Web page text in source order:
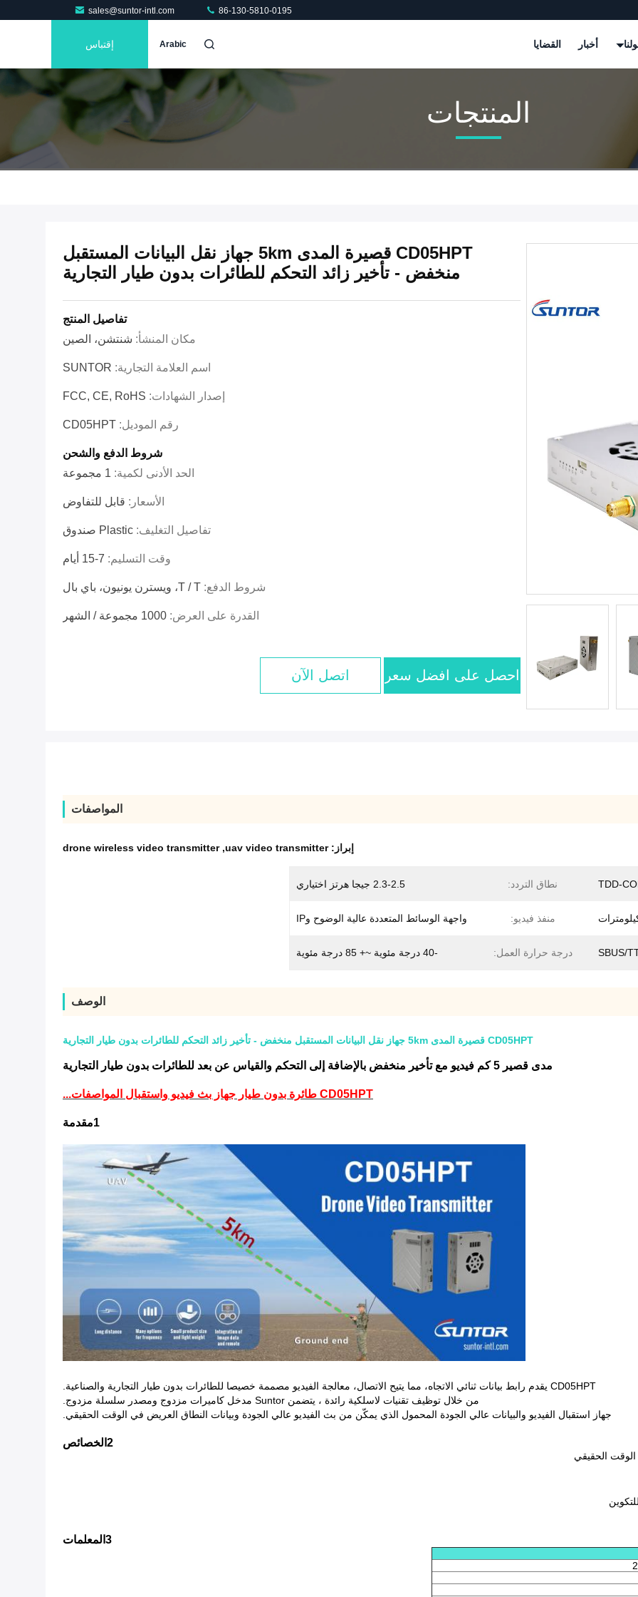
sales@suntor-intl.com 86-130-5810-0195
أخبار القضايا Arabic إقتباس
المنتجات
CD05HPT قصيرة المدى 5km جهاز نقل البيانات المستقبل
منخفض - تأخير زائد التحكم للطائرات بدون طيار التجارية
تفاصيل المنتج
مكان المنشأ: شنتشن، الصين
اسم العلامة التجارية: SUNTOR
إصدار الشهادات: FCC, CE, RoHS
رقم الموديل: CD05HPT
شروط الدفع والشحن
الحد الأدنى لكمية: 1 مجموعة
الأسعار: قابل للتفاوض
تفاصيل التغليف: Plastic صندوق
وقت التسليم: 7-15 أيام
شروط الدفع: T / T، ويسترن يونيون، باي بال
القدرة على العرض: 1000 مجموعة / الشهر
احصل على افضل سعر اتصل الآن
المواصفات
إبراز:uav video transmitter
,
drone wireless video transmitter
TDD- نطاق التردد: 2.3-2.5 جيجا هرتز اختياري
منفذ فيديو: واجهة الوسائط المتعددة عالية الوضوح وIP
درجة حرارة العمل: -40 درجة مئوية ~+ 85 درجة مئوية
الوصف
CD05HPT قصيرة المدى 5km جهاز نقل البيانات المستقبل منخفض - تأخير زائد التحكم للطائرات بدون طيار التجارية
مدى قصير 5 كم فيديو مع تأخير منخفض بالإضافة إلى التحكم والقياس عن بعد للطائرات بدون طيار التجارية
CD05HPT طائرة بدون طيار جهاز بث فيديو واستقبال المواصفات...
1مقدمة
CD05HPT يقدم رابط بيانات ثنائي الاتجاه، مما يتيح الاتصال، معالجة الفيديو مصممة خصيصا للطائرات بدون طيار التجارية والصناعية.
من خلال توظيف تقنيات لاسلكية رائدة ، يتضمن Suntor مدخل كاميرات مزدوج ومصدر سلسلة مزدوج.
جهاز استقبال الفيديو والبيانات عالي الجودة المحمول الذي يمكّن من بث الفيديو عالي الجودة وبيانات النطاق العريض في الوقت الحقيقي.
2الخصائص
3المعلمات